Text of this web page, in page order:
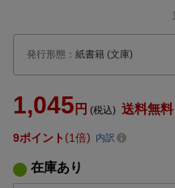
1
発行形態 ： 紙書籍 (文庫)
1,045 円 (税込) 送料無料
9ポイント 1倍 内訳
在庫あり